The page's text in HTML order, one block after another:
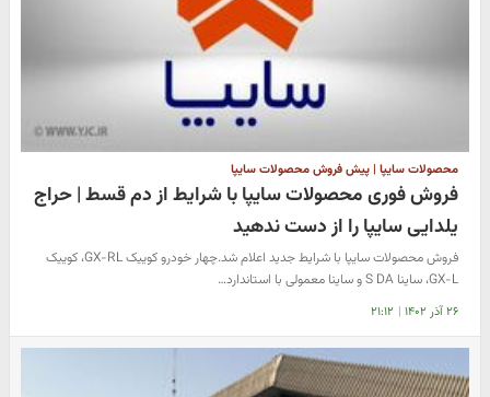
محصولات سایپا | پیش فروش محصولات سایپا
فروش فوری محصولات سایپا با شرایط از دم قسط | حراج
یلدایی سایپا را از دست ندهید
فروش محصولات سایپا با شرایط جدید اعلام شد.چهار خودرو کوییک GX-RL، کوییک
GX-L، ساینا S DA و ساینا معمولی با استاندارد…
۲۶ آذر ۱۴۰۲ | ۲۱:۱۲